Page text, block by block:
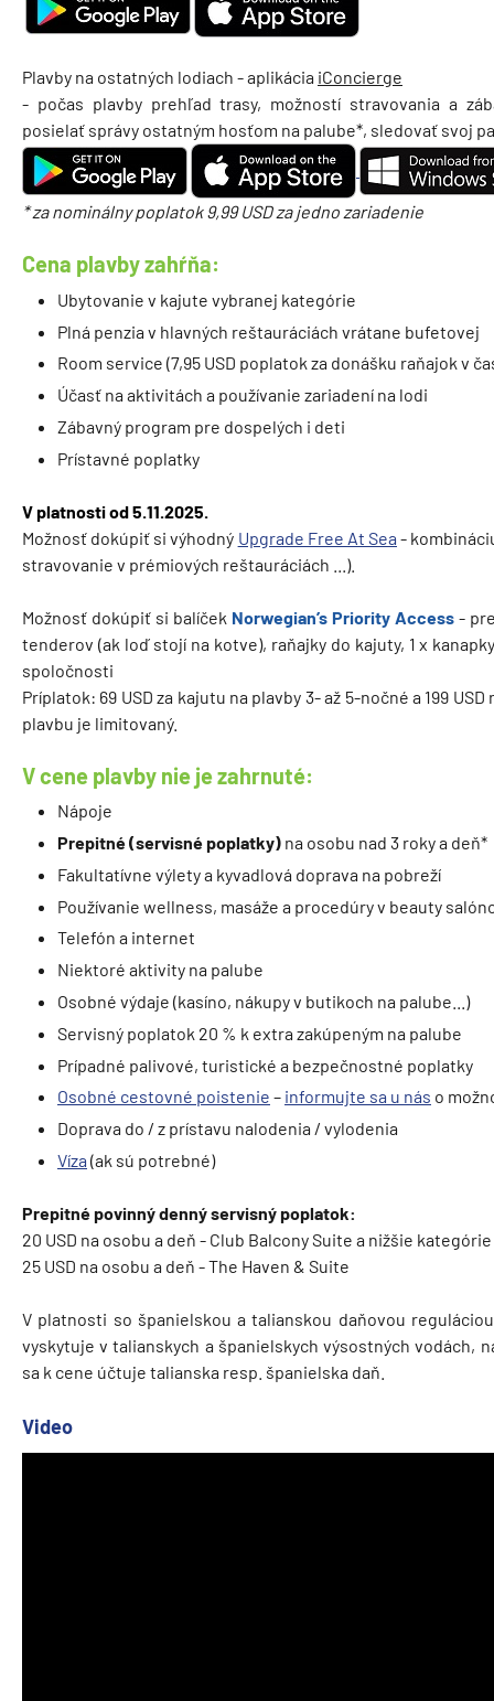
Plavby na ostatných lodiach - aplikácia iConcierge
- počas plavby prehľad trasy, možností stravovania a
posielať správy ostatným hosťom na palube*, sledovať svoj
* za nominálny poplatok 9,99 USD za jedno zariadenie
Cena plavby zahŕňa:
Ubytovanie v kajute vybranej kategórie
Plná penzia v hlavných reštauráciách vrátane bufetovej
Room service (7,95 USD poplatok za donášku raňajok v
Účasť na aktivitách a používanie zariadení na lodi
Zábavný program pre dospelých i deti
Prístavné poplatky
V platnosti od 5.11.2025.
Možnosť dokúpiť si výhodný Upgrade Free At Sea -
stravovanie v prémiových reštauráciách ...).
Možnosť dokúpiť si balíček Norwegian’s Priority Access -
tenderov (ak loď stojí na kotve), raňajky do kajuty, 1 x
spoločnosti
Príplatok: 69 USD za kajutu na plavby 3- až 5-nočné a 199
plavbu je limitovaný.
V cene plavby nie je zahrnuté:
Nápoje
Prepitné (servisné poplatky) na osobu nad 3 roky a deň*
Fakultatívne výlety a kyvadlová doprava na pobreží
Používanie wellness, masáže a procedúry v beauty
Telefón a internet
Niektoré aktivity na palube
Osobné výdaje (kasíno, nákupy v butikoch na palube...)
Servisný poplatok 20 % k extra zakúpeným na palube
Prípadné palivové, turistické a bezpečnostné poplatky
Osobné cestovné poistenie – informujte sa u nás o
Doprava do / z prístavu nalodenia / vylodenia
Víza (ak sú potrebné)
Prepitné povinný denný servisný poplatok:
20 USD na osobu a deň - Club Balcony Suite a nižšie kategórie
25 USD na osobu a deň - The Haven & Suite
V platnosti so španielskou a talianskou daňovou
vyskytuje v talianskych a španielskych výsostných vodách,
sa k cene účtuje talianska resp. španielska daň.
Video